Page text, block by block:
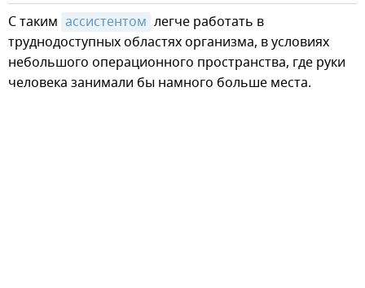
С таким ассистентом легче работать в
труднодоступных областях организма, в условиях
небольшого операционного пространства, где руки
человека занимали бы намного больше места.